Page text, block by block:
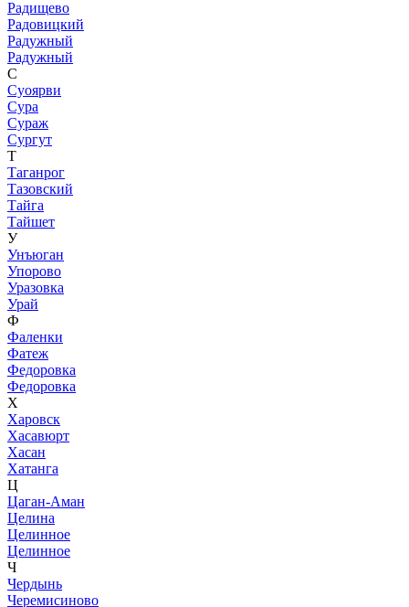
Радищево
Радовицкий
Радужный
Радужный
С
Суоярви
Сура
Сураж
Сургут
Т
Таганрог
Тазовский
Тайга
Тайшет
У
Унъюган
Упорово
Уразовка
Урай
Ф
Фаленки
Фатеж
Федоровка
Федоровка
Х
Харовск
Хасавюрт
Хасан
Хатанга
Ц
Цаган-Аман
Целина
Целинное
Целинное
Ч
Чердынь
Черемисиново